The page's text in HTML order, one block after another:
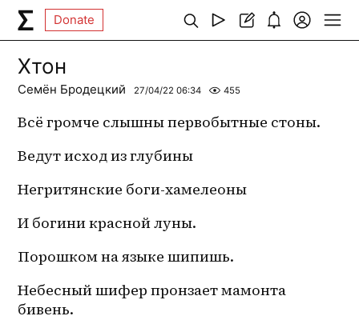
Donate
Хтон
Семён Бродецкий 27/04/22 06:34 455
Всё громче слышны первобытные стоны.
Ведут исход из глубины
Негритянские боги-хамелеоны
И богини красной луны.
Порошком на языке шипишь.
Небесный шифер пронзает мамонта
бивень.